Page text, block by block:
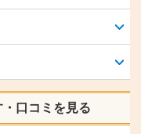
口コミを見る